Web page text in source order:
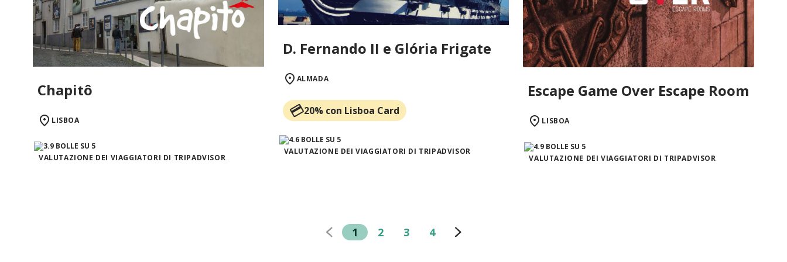
Chapitô
LISBOA
VALUTAZIONE DEI VIAGGIATORI DI TRIPADVISOR
D. Fernando II e Glória Frigate
ALMADA
20% con Lisboa Card
VALUTAZIONE DEI VIAGGIATORI DI TRIPADVISOR
Escape Game Over Escape Room
LISBOA
VALUTAZIONE DEI VIAGGIATORI DI TRIPADVISOR
1 2 3 4